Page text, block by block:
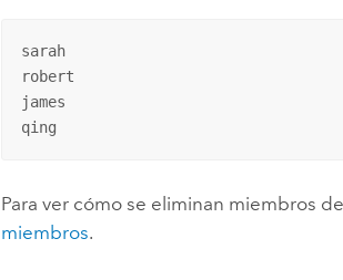
sarah
robert
james
qing
Para ver cómo se eliminan miembros
miembros.